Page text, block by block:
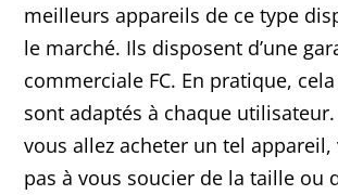
meilleurs appareils de ce type
le marché. Ils disposent d’une
commerciale FC. En pratique,
sont adaptés à chaque
vous allez acheter un tel appareil,
pas à vous soucier de la taille ou